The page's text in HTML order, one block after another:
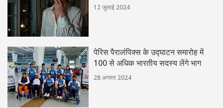
दिलचस्प अनुभव
12 जुलाई 2024
पेरिस पैरालंपिक्स के उद्घाटन समारोह में
100 से अधिक भारतीय सदस्य लेंगे भाग
28 अगस्त 2024